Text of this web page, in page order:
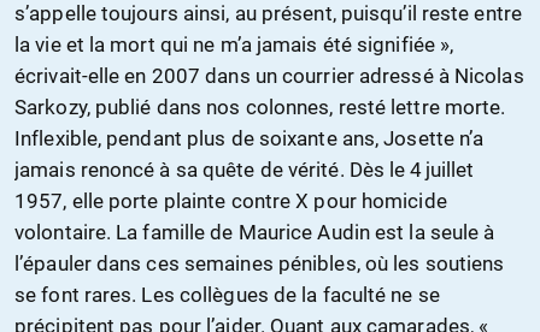
s’appelle toujours ainsi, au présent, puisqu’il reste entre
la vie et la mort qui ne m’a jamais été signifiée »,
écrivait-elle en 2007 dans un courrier adressé à Nicolas
Sarkozy, publié dans nos colonnes, resté lettre morte.
Inflexible, pendant plus de soixante ans, Josette n’a
jamais renoncé à sa quête de vérité. Dès le 4 juillet
1957, elle porte plainte contre X pour homicide
volontaire. La famille de Maurice Audin est la seule à
l’épauler dans ces semaines pénibles, où les soutiens
se font rares. Les collègues de la faculté ne se
précipitent pas pour l’aider. Quant aux camarades, «